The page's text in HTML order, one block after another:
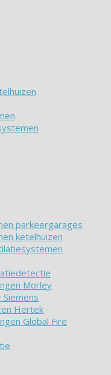
parkeergarages
ketelhuizen
Morley
Siemens
Hertek
Global Fire